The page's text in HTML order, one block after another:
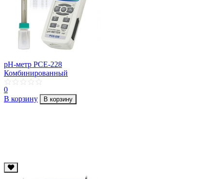
pH-метр PCE-228
Комбинированный
0
В корзину
В корзину